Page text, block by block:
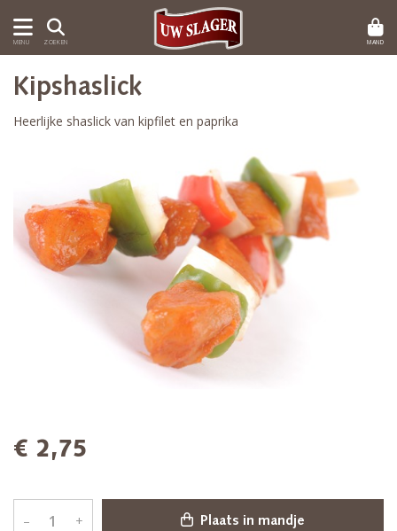
MENU ZOEKEN MAND
Kipshaslick
Heerlijke shaslick van kipfilet en paprika
€ 2,75
– + Plaats in mandje